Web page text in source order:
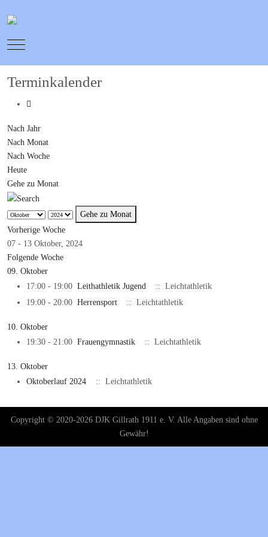
Mobile Menu Toggle
Terminkalender
Nach Jahr
Nach Monat
Nach Woche
Heute
Gehe zu Monat
Gehe zu Monat
Vorherige Woche
07 - 13 Oktober, 2024
Folgende Woche
09. Oktober
17:00 - 19:00 Leithathletik Jugend
:: Leichtathletik
19:00 - 20:00 Herrensport :: Leichtathletik
10. Oktober
19:30 - 21:00 Frauengymnastik :: Leichtathletik
13. Oktober
Oktoberlauf 2024
:: Leichtathletik
Copyright © 2020-2026 DJK Gillrath 1911 e. V. Alle Angaben sind ohne
Gewähr!